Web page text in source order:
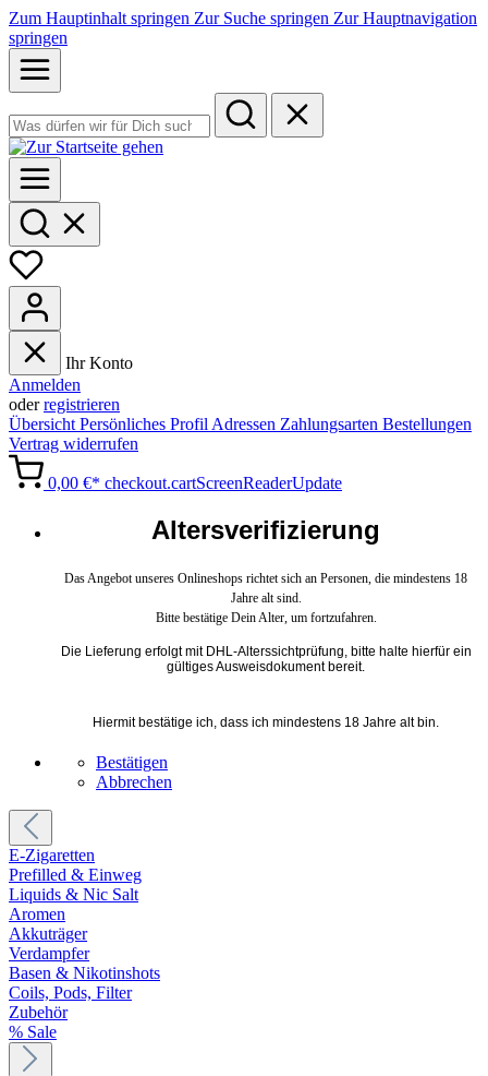
Zum Hauptinhalt springen Zur Suche springen Zur Hauptnavigation
springen
Ihr Konto
Anmelden
oderregistrieren
Übersicht Persönliches Profil Adressen Zahlungsarten Bestellungen
Vertrag widerrufen
0,00 €* checkout.cartScreenReaderUpdate
Altersverifizierung
Das Angebot unseres Onlineshops richtet sich an Personen, die mindestens 18
Jahre alt sind.
Bitte bestätige Dein Alter, um fortzufahren.
Die Lieferung erfolgt mit DHL-Alterssichtprüfung, bitte halte hierfür ein
gültiges Ausweisdokument bereit.
Hiermit bestätige ich, dass ich mindestens 18 Jahre alt bin.
Bestätigen
Abbrechen
E-Zigaretten
Prefilled & Einweg
Liquids & Nic Salt
Aromen
Akkuträger
Verdampfer
Basen & Nikotinshots
Coils, Pods, Filter
Zubehör
% Sale